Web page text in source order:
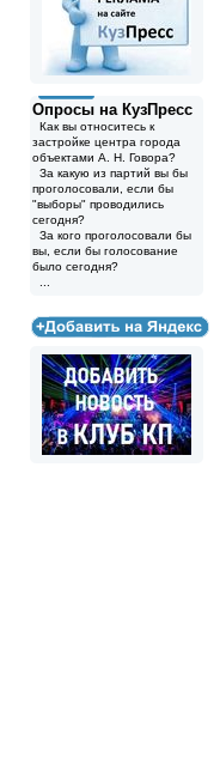
Опросы на КузПресс
Как вы относитесь к
застройке центра города
объектами А. Н. Говора?
За какую из партий вы бы
проголосовали, если бы
"выборы" проводились
сегодня?
За кого проголосовали бы
вы, если бы голосование
было сегодня?